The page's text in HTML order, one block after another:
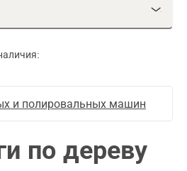
и полировальных машин
по дереву